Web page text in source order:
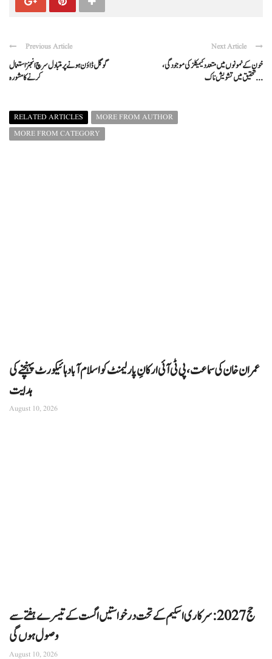
Previous Article
گوگل ڈاؤن ہونے پر متبادل سرچ انجنز استعمال
کرنے کا مشورہ
Next Article
خون کے نمونوں میں متعدد کیمیکلز کی موجودگی،
تحقیق میں تشویش ناک ...
RELATED ARTICLES
MORE FROM AUTHOR
MORE FROM CATEGORY
عمران خان کی سماعت، پی ٹی آئی ارکانِ پارلیمنٹ کو اسلام آباد ہائیکورٹ پہنچنے کی
ہدایت
August 10, 2026
حج 2027: سرکاری اسکیم کے تحت درخواستیں اگست کے تیسرے ہفتے سے
وصول ہوں گی
August 10, 2026